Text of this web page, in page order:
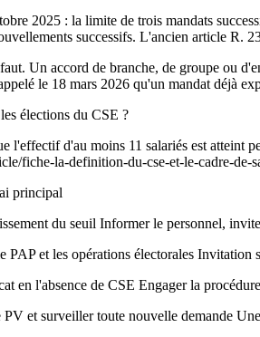
2025 : la limite de trois mandats
successifs. L'ancien article R.
Un accord de branche, de groupe ou
le 18 mars 2026 qu'un mandat déjà
élections du CSE ?
l'effectif d'au moins 11 salariés est atteint
fiche-la-definition-du-cse-et-le-cadre-
principal
du seuil Informer le personnel,
et les opérations électorales
en l'absence de CSE Engager la
PV et surveiller toute nouvelle demande